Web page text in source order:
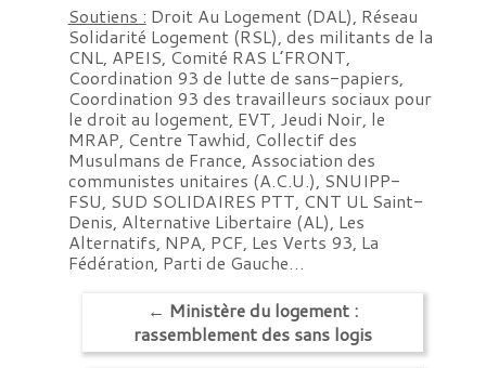
Soutiens : Droit Au Logement (DAL), Réseau
Solidarité Logement (RSL), des militants de la
CNL, APEIS, Comité RAS L’FRONT,
Coordination 93 de lutte de sans-papiers,
Coordination 93 des travailleurs sociaux pour
le droit au logement, EVT, Jeudi Noir, le
MRAP, Centre Tawhid, Collectif des
Musulmans de France, Association des
communistes unitaires (A.C.U.), SNUIPP-
FSU, SUD SOLIDAIRES PTT, CNT UL Saint-
Denis, Alternative Libertaire (AL), Les
Alternatifs, NPA, PCF, Les Verts 93, La
Fédération, Parti de Gauche…
← Ministère du logement :
rassemblement des sans logis